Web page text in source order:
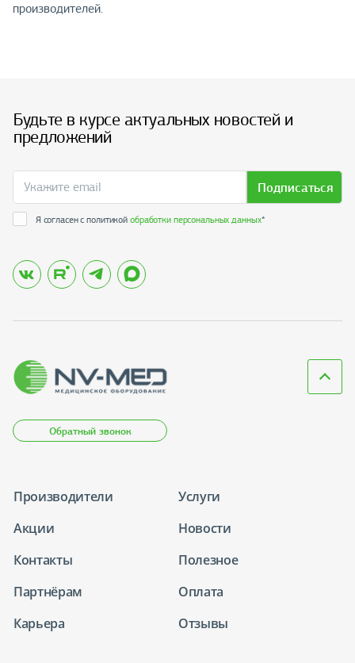
производителей.
Будьте в курсе актуальных новостей и
предложений
Подписаться
Я согласен с политикойобработки персональных данных*
Обратный звонок
Производители
Услуги
Акции
Новости
Контакты
Полезное
Партнёрам
Оплата
Карьера
Отзывы